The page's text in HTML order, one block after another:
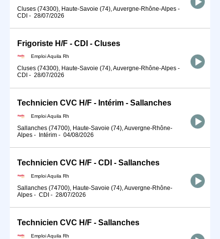
Cluses (74300), Haute-Savoie (74), Auvergne-Rhône-Alpes -
CDI - 28/07/2026
Frigoriste H/F - CDI - Cluses
Emploi Aquila Rh
Cluses (74300), Haute-Savoie (74), Auvergne-Rhône-Alpes -
CDI - 28/07/2026
Technicien CVC H/F - Intérim - Sallanches
Emploi Aquila Rh
Sallanches (74700), Haute-Savoie (74), Auvergne-Rhône-
Alpes - Intérim - 04/08/2026
Technicien CVC H/F - CDI - Sallanches
Emploi Aquila Rh
Sallanches (74700), Haute-Savoie (74), Auvergne-Rhône-
Alpes - CDI - 28/07/2026
Technicien CVC H/F - Sallanches
Emploi Aquila Rh